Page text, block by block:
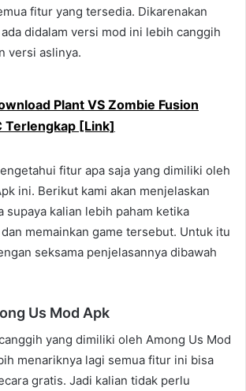
fitur yang tersedia. Dikarenakan
didalam versi mod ini lebih canggih
versi aslinya.
Plant VS Zombie Fusion
Terlengkap [Link]
fitur apa saja yang dimiliki oleh
ini. Berikut kami akan menjelaskan
supaya kalian lebih paham ketika
memainkan game tersebut. Untuk itu
seksama penjelasannya dibawah
Us Mod Apk
yang dimiliki oleh Among Us Mod
menariknya lagi semua fitur ini bisa
gratis. Jadi kalian tidak perlu